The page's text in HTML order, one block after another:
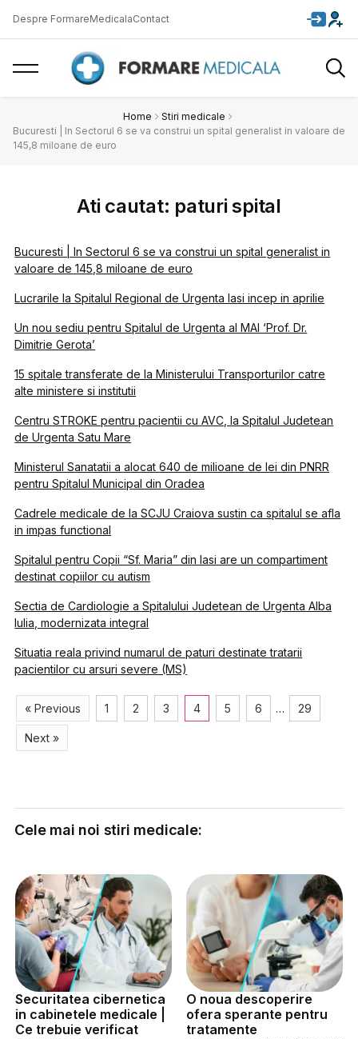
Despre FormareMedicalaContact
Home
Stiri medicale
Bucuresti | In Sectorul 6 se va construi un spital generalist in valoare de
145,8 miloane de euro
Ati cautat: paturi spital
Bucuresti | In Sectorul 6 se va construi un spital generalist in
valoare de 145,8 miloane de euro
Lucrarile la Spitalul Regional de Urgenta Iasi incep in aprilie
Un nou sediu pentru Spitalul de Urgenta al MAI ‘Prof. Dr.
Dimitrie Gerota’
15 spitale transferate de la Ministerului Transporturilor catre
alte ministere si institutii
Centru STROKE pentru pacientii cu AVC, la Spitalul Judetean
de Urgenta Satu Mare
Ministerul Sanatatii a alocat 640 de milioane de lei din PNRR
pentru Spitalul Municipal din Oradea
Cadrele medicale de la SCJU Craiova sustin ca spitalul se afla
in impas functional
Spitalul pentru Copii “Sf. Maria” din Iasi are un compartiment
destinat copiilor cu autism
Sectia de Cardiologie a Spitalului Judetean de Urgenta Alba
Iulia, modernizata integral
Situatia reala privind numarul de paturi destinate tratarii
pacientilor cu arsuri severe (MS)
« Previous 1 2 3 4 5 6 … 29
Next »
Cele mai noi stiri medicale:
Securitatea cibernetica
in cabinetele medicale |
Ce trebuie verificat
O noua descoperire
ofera sperante pentru
tratamente